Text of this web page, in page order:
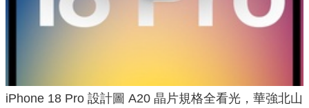
iPhone 18 Pro 設計圖 A20 晶片規格全看光，華強北山